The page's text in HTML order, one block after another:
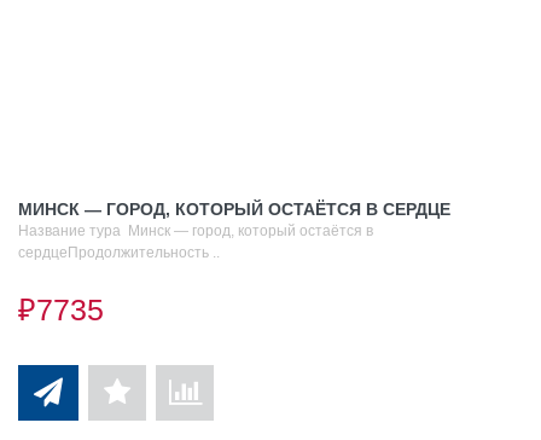
МИНСК — ГОРОД, КОТОРЫЙ ОСТАЁТСЯ В СЕРДЦЕ
Название тура Минск — город, который остаётся в
сердцеПродолжительность ..
₽7735